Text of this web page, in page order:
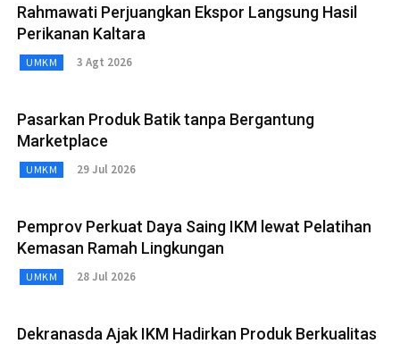
Rahmawati Perjuangkan Ekspor Langsung Hasil
Perikanan Kaltara
UMKM 3 Agt 2026
Pasarkan Produk Batik tanpa Bergantung
Marketplace
UMKM 29 Jul 2026
Pemprov Perkuat Daya Saing IKM lewat Pelatihan
Kemasan Ramah Lingkungan
UMKM 28 Jul 2026
Dekranasda Ajak IKM Hadirkan Produk Berkualitas